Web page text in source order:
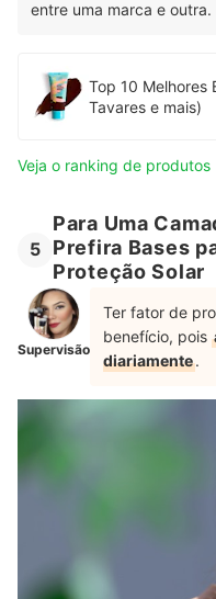
entre uma marca e outra.
Top 10 Melhores
Tavares e mais)
Veja o ranking de produtos
5
Para Uma
Prefira Bases
Proteção Solar
Supervisão
Ter fator de
benefício, pois
diariamente.